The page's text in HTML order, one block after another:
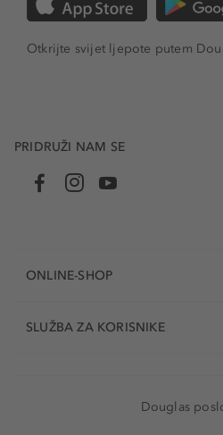
Otkrijte svijet ljepote putem
PRIDRUŽI NAM SE
ONLINE-SHOP
SLUŽBA ZA KORISNIKE
Douglas